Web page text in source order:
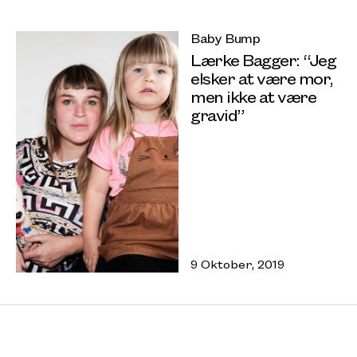
Baby Bump
Lærke Bagger: “Jeg
elsker at være mor,
men ikke at være
gravid”
9 Oktober, 2019